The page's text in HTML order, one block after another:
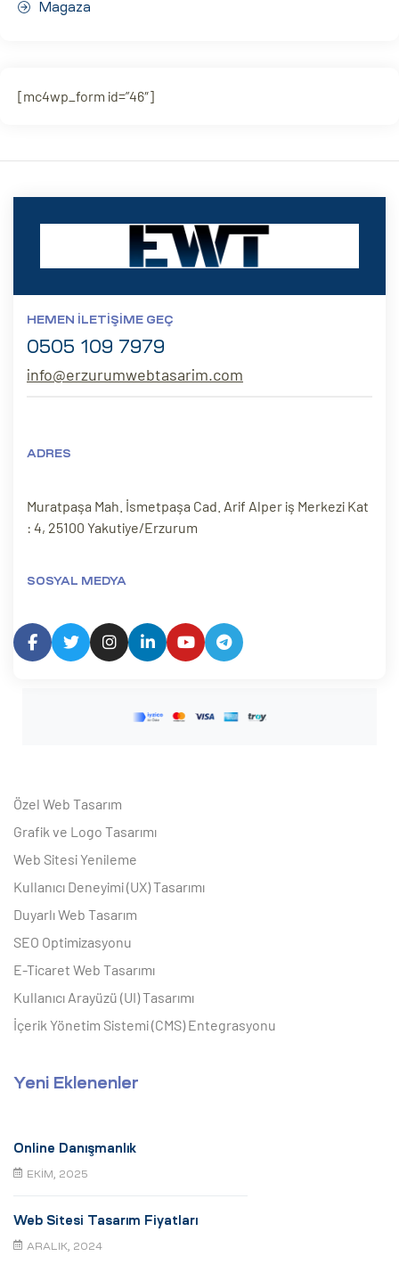
Magaza
[mc4wp_form id=”46″]
HEMEN İLETIŞIME GEÇ
0505 109 7979
info@erzurumwebtasarim.com
ADRES
Muratpaşa Mah. İsmetpaşa Cad. Arif Alper iş Merkezi Kat
: 4, 25100 Yakutiye/Erzurum
SOSYAL MEDYA
Özel Web Tasarım
Grafik ve Logo Tasarımı
Web Sitesi Yenileme
Kullanıcı Deneyimi (UX) Tasarımı
Duyarlı Web Tasarım
SEO Optimizasyonu
E-Ticaret Web Tasarımı
Kullanıcı Arayüzü (UI) Tasarımı
İçerik Yönetim Sistemi (CMS) Entegrasyonu
Yeni Eklenenler
Online Danışmanlık
EKIM, 2025
Web Sitesi Tasarım Fiyatları
ARALIK, 2024